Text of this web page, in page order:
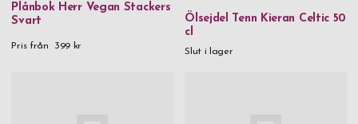
Plånbok Herr Vegan Stackers
Svart
Pris från 399 kr
Ölsejdel Tenn Kieran Celtic 50
cl
Slut i lager